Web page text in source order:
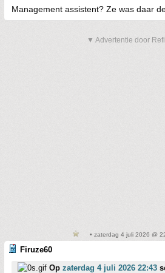
Management assistent? Ze was daar
▼ Advertentie door
• zaterdag 4 juli 2026 @
Firuze60
Op zaterdag 4 juli 2026 22:43